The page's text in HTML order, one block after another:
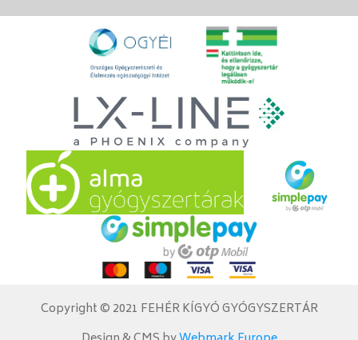
Copyright © 2021 FEHÉR KÍGYÓ GYÓGYSZERTÁR